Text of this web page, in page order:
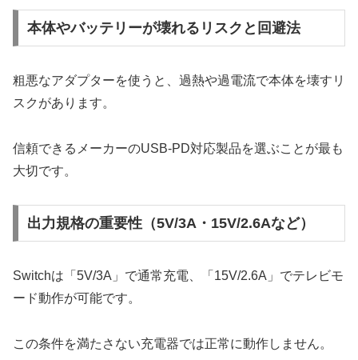
本体やバッテリーが壊れるリスクと回避法
粗悪なアダプターを使うと、過熱や過電流で本体を壊すリ
スクがあります。
信頼できるメーカーのUSB-PD対応製品を選ぶことが最も
大切です。
出力規格の重要性（5V/3A・15V/2.6Aなど）
Switchは「5V/3A」で通常充電、「15V/2.6A」でテレビモ
ード動作が可能です。
この条件を満たさない充電器では正常に動作しません。